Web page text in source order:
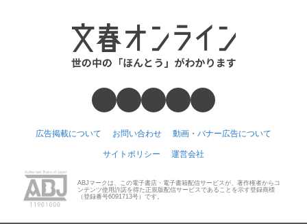
広告掲載について お問い合わせ 動画・バナー広告について
サイトポリシー 運営会社
ABJマークは、この電子書店・電子書籍配信サービスが、著作権者からコ
ンテンツ使用許諾を得た正規版配信サービスであることを示す登録商標
（登録番号6091713号）です。